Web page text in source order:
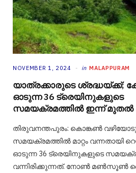
NOVEMBER 1, 2024 in MALAPPURAM
യാത്രക്കാരുടെ ശ്രദ്ധയ്ക്ക്;
ഓടുന്ന 36 ട്രെയിനുകളുടെ
സമയക്രമത്തിൽ ഇന്ന് മുതൽ
തിരുവനന്തപുരം: കൊങ്കൺ
സമയക്രമത്തിൽ മാറ്റം വന്നതായി
ഓടുന്ന 36 ട്രെയിനുകളുടെ
വന്നിരിക്കുന്നത്. നോണ്‍ മണ്‍സൂണ്‍